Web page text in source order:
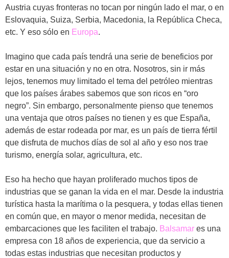
Austria cuyas fronteras no tocan por ningún lado el mar, o en
Eslovaquia, Suiza, Serbia, Macedonia, la República Checa,
etc. Y eso sólo en Europa.
Imagino que cada país tendrá una serie de beneficios por
estar en una situación y no en otra. Nosotros, sin ir más
lejos, tenemos muy limitado el tema del petróleo mientras
que los países árabes sabemos que son ricos en “oro
negro”. Sin embargo, personalmente pienso que tenemos
una ventaja que otros países no tienen y es que España,
además de estar rodeada por mar, es un país de tierra fértil
que disfruta de muchos días de sol al año y eso nos trae
turismo, energía solar, agricultura, etc.
Eso ha hecho que hayan proliferado muchos tipos de
industrias que se ganan la vida en el mar. Desde la industria
turística hasta la marítima o la pesquera, y todas ellas tienen
en común que, en mayor o menor medida, necesitan de
embarcaciones que les faciliten el trabajo. Balsamar es una
empresa con 18 años de experiencia, que da servicio a
todas estas industrias que necesitan productos y